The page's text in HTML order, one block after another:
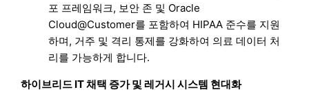
포 프레임워크, 보안 존 및 Oracle
Cloud@Customer를 포함하여 HIPAA 준수를 지원
하며, 거주 및 격리 통제를 강화하여 의료 데이터 처
리를 가능하게 합니다.
하이브리드 IT 채택 증가 및 레거시 시스템 현대화